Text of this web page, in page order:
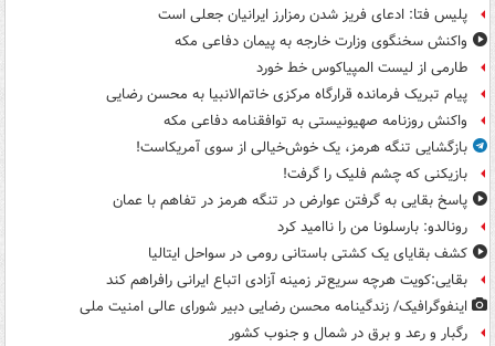
پلیس فتا: ادعای فریز شدن رمزارز ایرانیان جعلی است
واکنش سخنگوی وزارت خارجه به پیمان دفاعی مکه
طارمی از لیست المپیاکوس خط خورد
پیام تبریک فرمانده قرارگاه مرکزی خاتم‌الانبیا به محسن رضایی
واکنش روزنامه صهیونیستی به توافقنامه دفاعی مکه
بازگشایی تنگه هرمز، یک خوش‌خیالی از سوی آمریکاست!
بازیکنی که چشم فلیک را گرفت!
پاسخ بقایی به گرفتن عوارض در تنگه هرمز در تفاهم با عمان
رونالدو: بارسلونا من را ناامید کرد
کشف بقایای یک کشتی باستانی رومی در سواحل ایتالیا
بقایی:کویت هرچه سریع‌تر زمینه آزادی اتباع ایرانی رافراهم کند
اینفوگرافیک/ زندگینامه محسن رضایی دبیر شورای عالی امنیت‌ ملی
رگبار و رعد و برق در شمال و جنوب کشور